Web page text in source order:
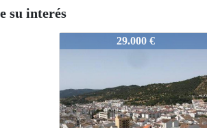
su interés
VHA723623529.000 €